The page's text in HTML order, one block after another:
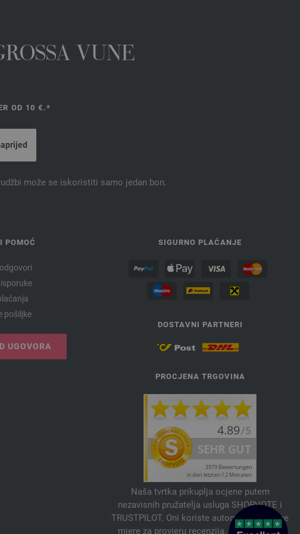
VUNE
OD 10 €.*
može se iskoristiti samo jedan bon.
POMOĆ
pošiljke
UGOVORA
SIGURNO PLAĆANJE
DOSTAVNI PARTNERI
PROCJENA TRGOVINA
Naša tvrtka prikuplja ocjene putem
nezavisnih pružatelja usluga SHOPVOTE i
TRUSTPILOT. Oni koriste automatske i ručne
mjere za provjeru recenzija. Informacije o